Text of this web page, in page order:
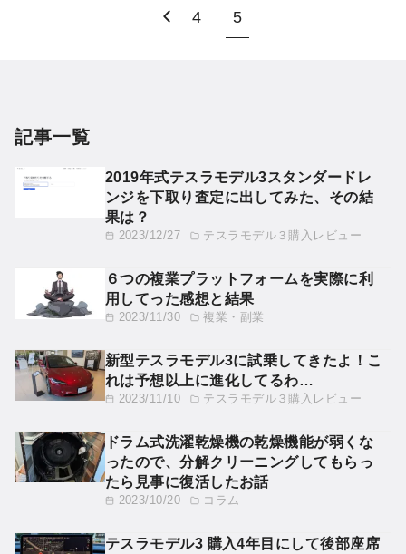
4 5
記事一覧
2023/12/27 テスラモデル３購入レビュー
2019年式テスラモデル3スタンダードレ
ンジを下取り査定に出してみた、その結
果は？
2023/11/30 複業・副業
６つの複業プラットフォームを実際に利
用してった感想と結果
2023/11/10 テスラモデル３購入レビュー
新型テスラモデル3に試乗してきたよ！こ
れは予想以上に進化してるわ…
2023/10/20 コラム
ドラム式洗濯乾燥機の乾燥機能が弱くな
ったので、分解クリーニングしてもらっ
たら見事に復活したお話
テスラモデル3 購入4年目にして後部座席